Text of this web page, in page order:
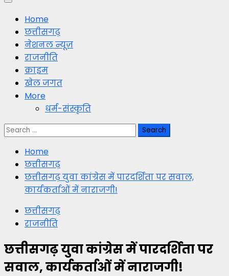
Primary
MenuHome
छत्तीसगढ़
नेशनल न्यूज़
राजनीति
क्राइम
खेल जगत
More
धर्म-संस्कृति
Search
Home
छत्तीसगढ़
छत्तीसगढ़ युवा कांग्रेस में पारदर्शिता पर सवाल,
कार्यकर्ताओं में नाराजगी!
छत्तीसगढ़
राजनीति
छत्तीसगढ़ युवा कांग्रेस में पारदर्शिता पर
सवाल, कार्यकर्ताओं में नाराजगी!